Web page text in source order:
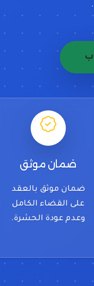
ضمان موثق
ضمان موثق بالعقد
على القضاء الكامل
وعدم عودة الحشرة.